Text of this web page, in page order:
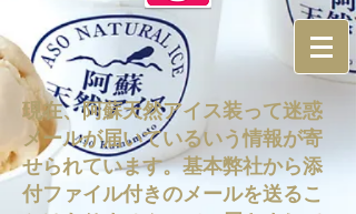
現在、​阿蘇天然アイス装って迷惑
メールが届いているいう情報が寄
せられています。基本弊社から添
付ファイル付きのメールを送るこ